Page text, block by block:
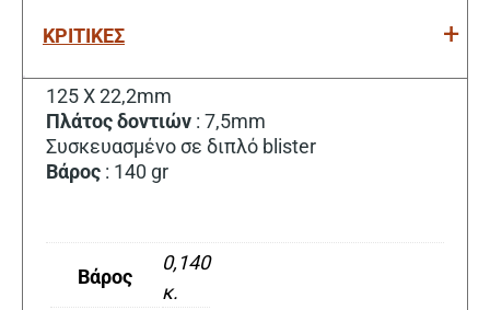
ΚΡΙΤΙΚΕΣ
125 X 22,2mm
Πλάτοςδοντιών : 7,5mm
Συσκευασμένο σε διπλό blister
Βάρος : 140 gr
Βάρος
0,140
κ.